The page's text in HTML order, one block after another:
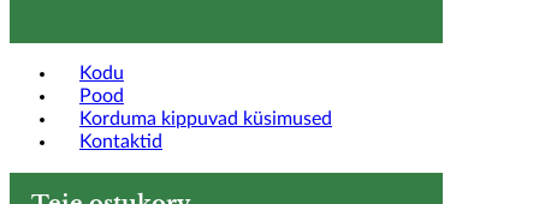
Kodu
Pood
Korduma kippuvad küsimused
Kontaktid